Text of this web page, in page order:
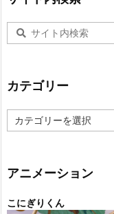
カテゴリー
テ
ー
アニメーション
こにぎりくん